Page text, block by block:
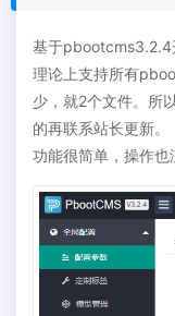
基于pbootcms3.2.4
理论上支持所有
少，就2个文件。所
的再联系站长更新。
功能很简单，操作也